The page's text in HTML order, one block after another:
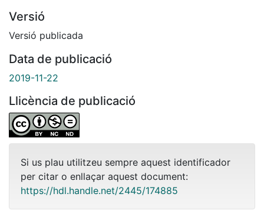
Versió
Versió publicada
Data de publicació
2019-11-22
Llicència de publicació
Si us plau utilitzeu sempre aquest identificador
per citar o enllaçar aquest document:
https://hdl.handle.net/2445/174885